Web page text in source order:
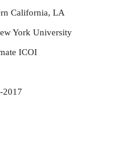
California, LA
York University
ICOI
2017